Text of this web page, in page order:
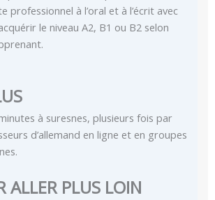
professionnel à l’oral et à l’écrit avec
le niveau A2, B1 ou B2 selon
à suresnes, plusieurs fois par
d’allemand en ligne et en groupes
ALLER PLUS LOIN